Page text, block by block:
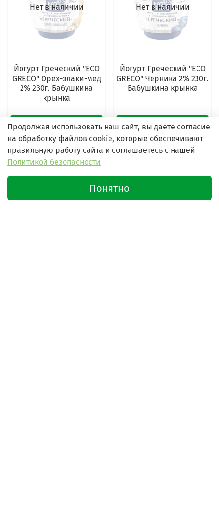
Нет в наличии
Йогурт Греческий "ECO
GRECO" Орех-злаки-мед
2% 230г. Бабушкина
127.00 руб
Подробнее
Нет в наличии
Йогурт Греческий "ECO
GRECO" Черника 2% 230г.
127.00 руб
Продолжая использовать наш сайт, вы даете согласие
на обработку файлов cookie, которые обеспечивают
правильную работу сайта и соглашаетесь с нашей
Политикой безопасности
Понятно